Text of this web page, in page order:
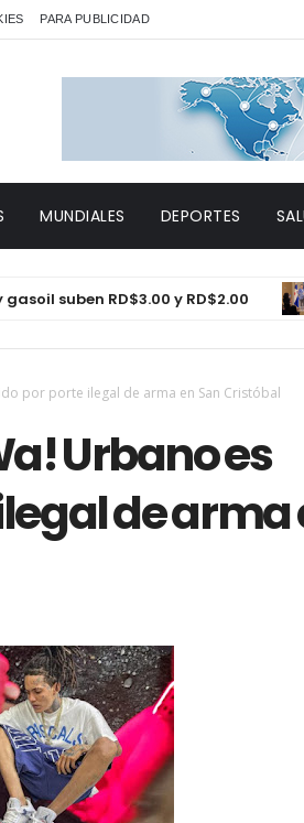
PARA PUBLICIDAD
MUNDIALES DEPORTES
RD$3.00 y RD$2.00
por porte ilegal de arma en San Cristóbal
Urbano es
de arma